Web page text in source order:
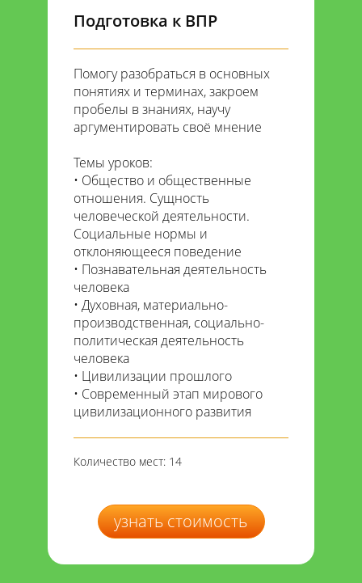
Подготовка к ВПР
Помогу разобраться в основных
понятиях и терминах, закроем
пробелы в знаниях, научу
аргументировать своё мнение
Темы уроков:
Общество и общественные
отношения. Сущность
человеческой деятельности.
Социальные нормы и
отклоняющееся поведение
Познавательная деятельность
человека
Духовная, материально-
производственная, социально-
политическая деятельность
человека
Цивилизации прошлого
Современный этап мирового
цивилизационного развития
Количество мест: 14
узнать стоимость